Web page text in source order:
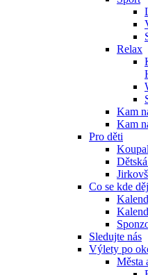
Relax
Kam
Kam
Pro děti
Co se kde
Sledujte nás
Výlety po
Města